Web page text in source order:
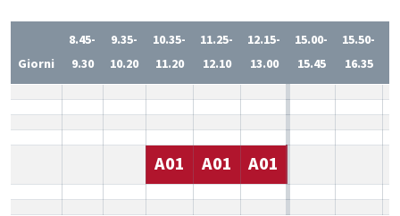
Giorni
8.45-
9.30
9.35-
10.20
10.35-
11.20
11.25-
12.10
12.15-
13.00
15.00-
15.45
15.50-
16.35
A01 A01 A01